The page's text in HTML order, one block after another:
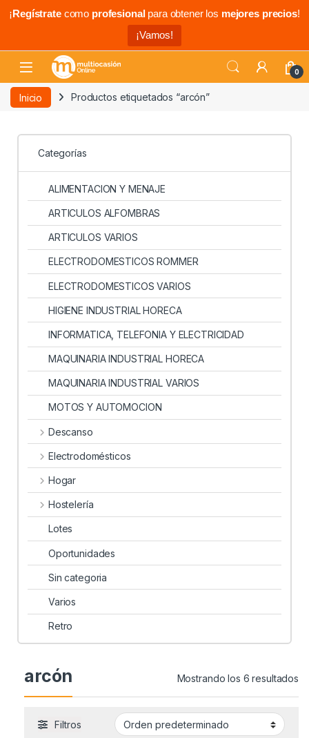
¡Regístratecomo profesionalpara obtener los mejores precios!
¡Vamos!
0
Inicio Productos etiquetados “arcón”
Categorías
ALIMENTACION Y MENAJE
ARTICULOS ALFOMBRAS
ARTICULOS VARIOS
ELECTRODOMESTICOS ROMMER
ELECTRODOMESTICOS VARIOS
HIGIENE INDUSTRIAL HORECA
INFORMATICA, TELEFONIA Y ELECTRICIDAD
MAQUINARIA INDUSTRIAL HORECA
MAQUINARIA INDUSTRIAL VARIOS
MOTOS Y AUTOMOCION
Descanso
Electrodomésticos
Hogar
Hostelería
Lotes
Oportunidades
Sin categoria
Varios
Retro
arcón Mostrando los 6 resultados
Filtros